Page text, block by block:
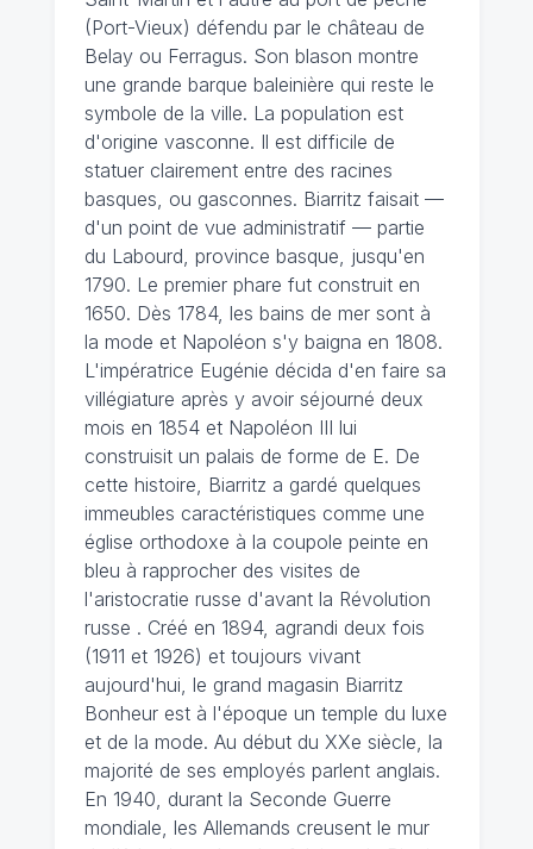
(Port-Vieux) défendu par le château de
Belay ou Ferragus. Son blason montre
une grande barque baleinière qui reste le
symbole de la ville. La population est
d'origine vasconne. Il est difficile de
statuer clairement entre des racines
basques, ou gasconnes. Biarritz faisait —
d'un point de vue administratif — partie
du Labourd, province basque, jusqu'en
1790. Le premier phare fut construit en
1650. Dès 1784, les bains de mer sont à
la mode et Napoléon s'y baigna en 1808.
L'impératrice Eugénie décida d'en faire sa
villégiature après y avoir séjourné deux
mois en 1854 et Napoléon III lui
construisit un palais de forme de E. De
cette histoire, Biarritz a gardé quelques
immeubles caractéristiques comme une
église orthodoxe à la coupole peinte en
bleu à rapprocher des visites de
l'aristocratie russe d'avant la Révolution
russe . Créé en 1894, agrandi deux fois
(1911 et 1926) et toujours vivant
aujourd'hui, le grand magasin Biarritz
Bonheur est à l'époque un temple du luxe
et de la mode. Au début du XXe siècle, la
majorité de ses employés parlent anglais.
En 1940, durant la Seconde Guerre
mondiale, les Allemands creusent le mur